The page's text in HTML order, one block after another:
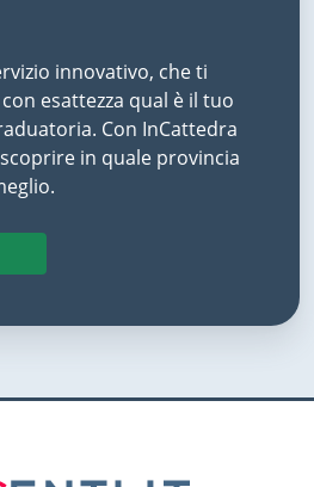
innovativo, che ti
esattezza qual è il tuo
Con InCattedra
in quale provincia